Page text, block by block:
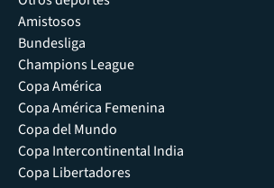
Amistosos
Bundesliga
Champions League
Copa América
Copa América Femenina
Copa del Mundo
Copa Intercontinental India
Copa Libertadores